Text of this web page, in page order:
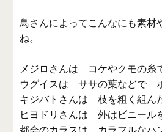
鳥さんによってこんなにも素材
ね。
メジロさんは コケやクモの糸
ウグイスは ササの葉などで
キジバトさんは 枝を粗く組ん
ヒヨドリさんは 外はビニール